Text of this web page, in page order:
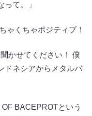
て。」
くちゃポジティブ！
かせてください！ 僕
ドネシアからメタルバ
BACEPROTという